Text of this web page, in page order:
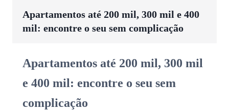
Apartamentos até 200 mil, 300 mil e 400
mil: encontre o seu sem complicação
Apartamentos até 200 mil, 300 mil
e 400 mil: encontre o seu sem
complicação